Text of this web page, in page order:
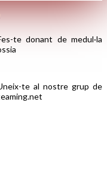
te donant de medul·la
te al nostre grup de